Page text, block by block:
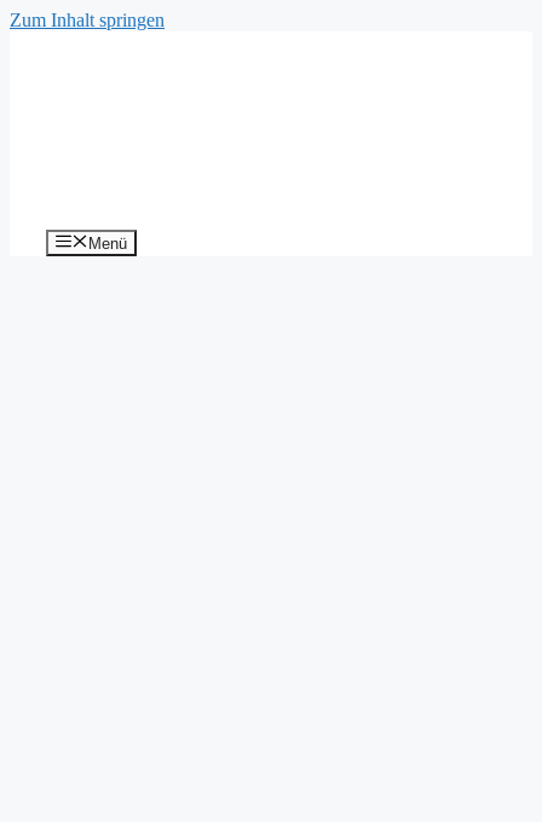
Zum Inhalt springen
Menü